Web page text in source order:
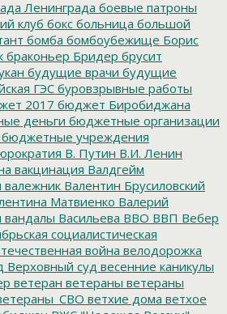
Ленинграда боевые патроны
клуб бокс больница большой
бомба бомбоубежище Борис
браконьер Бридер брусит
будущие врачи будущие
ГЭСбуровзрывные работы
2017 бюджет Биробиджана
деньги бюджетные организации
бюджетные учреждения
В. Путин В.И. Ленин
вакцинация Валдгейм
валежник Валентин Брусиловский
Матвиенко Валерий
вандалы Васильева ВВО ВВП Вебер
социалистическая
война велодорожка
Верховный суд весенние каникулы
ветеран ветераны ветераны
ветхие дома ветхое